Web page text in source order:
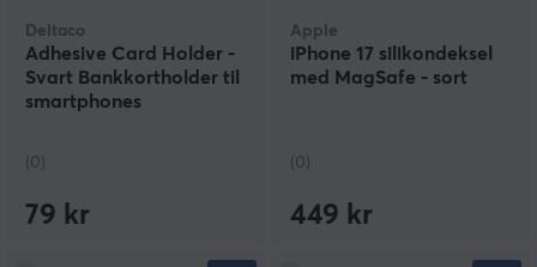
Deltaco
Adhesive Card Holder -
Svart Bankkortholder til
smartphones
(0)
79 kr
Apple
iPhone 17 silikondeksel
med MagSafe - sort
(0)
449 kr